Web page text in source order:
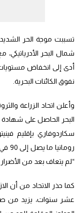
تسببت موجة الحر
أدى إلى انخفاض
نفوق الكائنات البحرية.
وأعلن اتحاد الزراعة
البحر الحاصل على
سكاردوفاري بإقليم
“لم يتعاف بعد من
كما حذر الاتحاد من أن
عشر سنوات، يزيد من